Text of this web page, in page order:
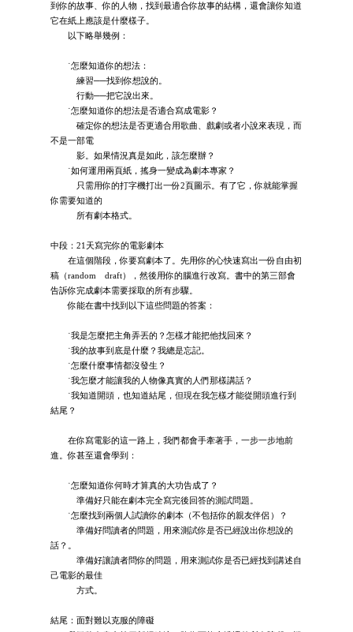
到你的故事、你的人物，找到最適合你故事的結構，還會讓你知道
它在紙上應該是什麼樣子。
以下略舉幾例：
˙怎麼知道你的想法：
練習──找到你想說的。
行動──把它說出來。
˙怎麼知道你的想法是否適合寫成電影？
確定你的想法是否更適合用歌曲、戲劇或者小說來表現，而
不是一部電
影。如果情況真是如此，該怎麼辦？
˙如何運用兩頁紙，搖身一變成為劇本專家？
只需用你的打字機打出一份2頁圖示。有了它，你就能掌握
你需要知道的
所有劇本格式。
中段：21天寫完你的電影劇本
在這個階段，你要寫劇本了。先用你的心快速寫出一份自由初
稿（random draft），然後用你的腦進行改寫。書中的第三部會
告訴你完成劇本需要採取的所有步驟。
你能在書中找到以下這些問題的答案：
˙我是怎麼把主角弄丟的？怎樣才能把他找回來？
˙我的故事到底是什麼？我總是忘記。
˙怎麼什麼事情都沒發生？
˙我怎麼才能讓我的人物像真實的人們那樣講話？
˙我知道開頭，也知道結尾，但現在我怎樣才能從開頭進行到
結尾？
在你寫電影的這一路上，我們都會手牽著手，一步一步地前
進。你甚至還會學到：
˙怎麼知道你何時才算真的大功告成了？
準備好只能在劇本完全寫完後回答的測試問題。
˙怎麼找到兩個人試讀你的劇本（不包括你的親友伴侶）？
準備好問讀者的問題，用來測試你是否已經說出你想說的
話？。
準備好讓讀者問你的問題，用來測試你是否已經找到講述自
己電影的最佳
方式。
結尾：面對難以克服的障礙